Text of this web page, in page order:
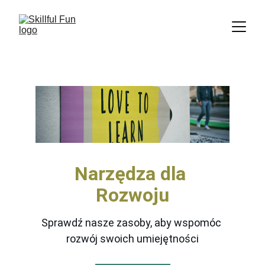
Narzędza dla
Rozwoju
Sprawdź nasze zasoby, aby wspomóc
rozwój swoich umiejętności